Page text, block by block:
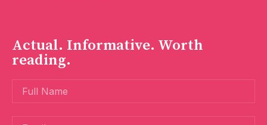
Actual. Informative. Worth
reading.